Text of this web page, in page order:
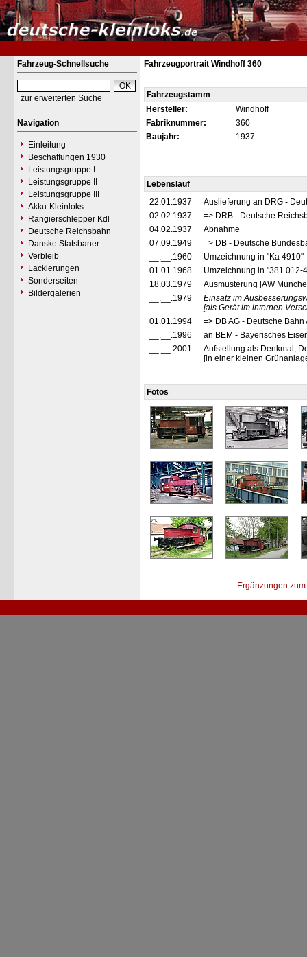
Fahrzeug-Schnellsuche
zur erweiterten Suche
Navigation
Einleitung
Beschaffungen 1930
Leistungsgruppe I
Leistungsgruppe II
Leistungsgruppe III
Akku-Kleinloks
Rangierschlepper Kdl
Deutsche Reichsbahn
Danske Statsbaner
Verbleib
Lackierungen
Sonderseiten
Bildergalerien
Fahrzeugportrait Windhoff 360
Fahrzeugstamm
Hersteller:
Windhoff
Fabriknummer:
360
Baujahr:
1937
Lebenslauf
22.01.1937
Auslieferung an DRG -
02.02.1937
=> DRB - Deutsche
04.02.1937
Abnahme
07.09.1949
=> DB - Deutsche
__.__.1960
Umzeichnung in "Ka 4910"
01.01.1968
Umzeichnung in "381 012-
18.03.1979
Ausmusterung [AW
__.__.1979
Einsatz im
[als Gerät im internen
01.01.1994
=> DB AG - Deutsche
__.__.1996
an BEM - Bayerisches
__.__.2001
Aufstellung als Denkmal,
[in einer kleinen
Fotos
Ergänzungen